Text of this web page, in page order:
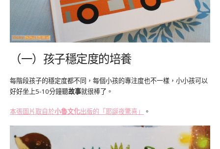
（一）孩子穩定度的培養
每階段孩子的穩定度都不同，每個小孩的專注度也不一樣，小小孩可以
好好坐上5-10分鐘聽故事就很棒了。
本張圖片取自於小魯文化出版的「耶誕夜驚喜」 。